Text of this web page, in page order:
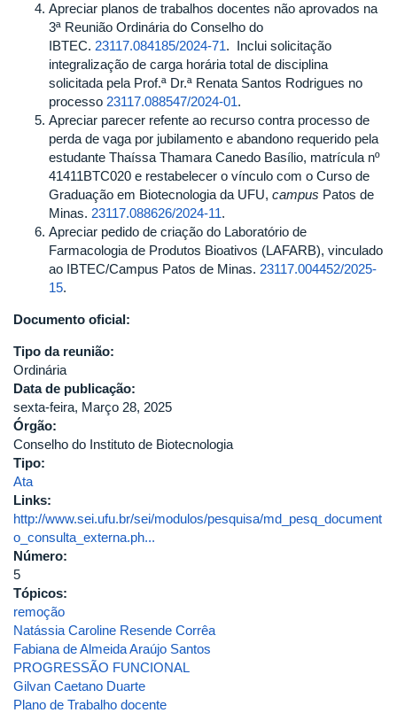
Apreciar planos de trabalhos docentes não aprovados na
3ª Reunião Ordinária do Conselho do
IBTEC. 23117.084185/2024-71. Inclui solicitação
integralização de carga horária total de disciplina
solicitada pela Prof.ª Dr.ª Renata Santos Rodrigues no
processo 23117.088547/2024-01.
Apreciar parecer refente ao recurso contra processo de
perda de vaga por jubilamento e abandono requerido pela
estudante Thaíssa Thamara Canedo Basílio, matrícula nº
41411BTC020 e restabelecer o vínculo com o Curso de
Graduação em Biotecnologia da UFU, campus Patos de
Minas. 23117.088626/2024-11.
Apreciar pedido de criação do Laboratório de
Farmacologia de Produtos Bioativos (LAFARB), vinculado
ao IBTEC/Campus Patos de Minas. 23117.004452/2025-
15.
Documento oficial:
Tipo da reunião:
Ordinária
Data de publicação:
sexta-feira, Março 28, 2025
Órgão:
Conselho do Instituto de Biotecnologia
Tipo:
Ata
Links:
http://www.sei.ufu.br/sei/modulos/pesquisa/md_pesq_document
o_consulta_externa.ph...
Número:
5
Tópicos:
remoção
Natássia Caroline Resende Corrêa
Fabiana de Almeida Araújo Santos
PROGRESSÃO FUNCIONAL
Gilvan Caetano Duarte
Plano de Trabalho docente